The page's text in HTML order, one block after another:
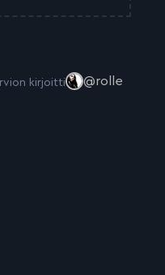
kirjoitti @rolle